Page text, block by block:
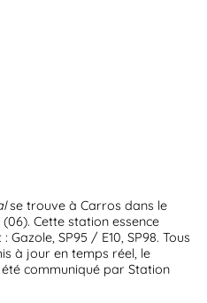
se trouve à Carros dans le
Cette station essence
SP95 / E10, SP98. Tous
à jour en temps réel, le
communiqué par Station